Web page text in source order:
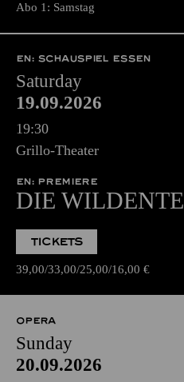
Abo 1: Samstag
EN: SCHAUSPIEL ESSEN
Saturday
19.09.2026
19:30
Grillo-Theater
EN: PREMIERE
DIE WILDENTE
TICKETS
39,00 33,00 25,00 16,00 €
OPERA
Sunday
20.09.2026